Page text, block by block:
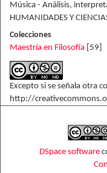
Música - Análisis,
HUMANIDADES Y
Colecciones
Maestría en Filosofía [59]
Excepto si se señala otra
http://
DSpace software